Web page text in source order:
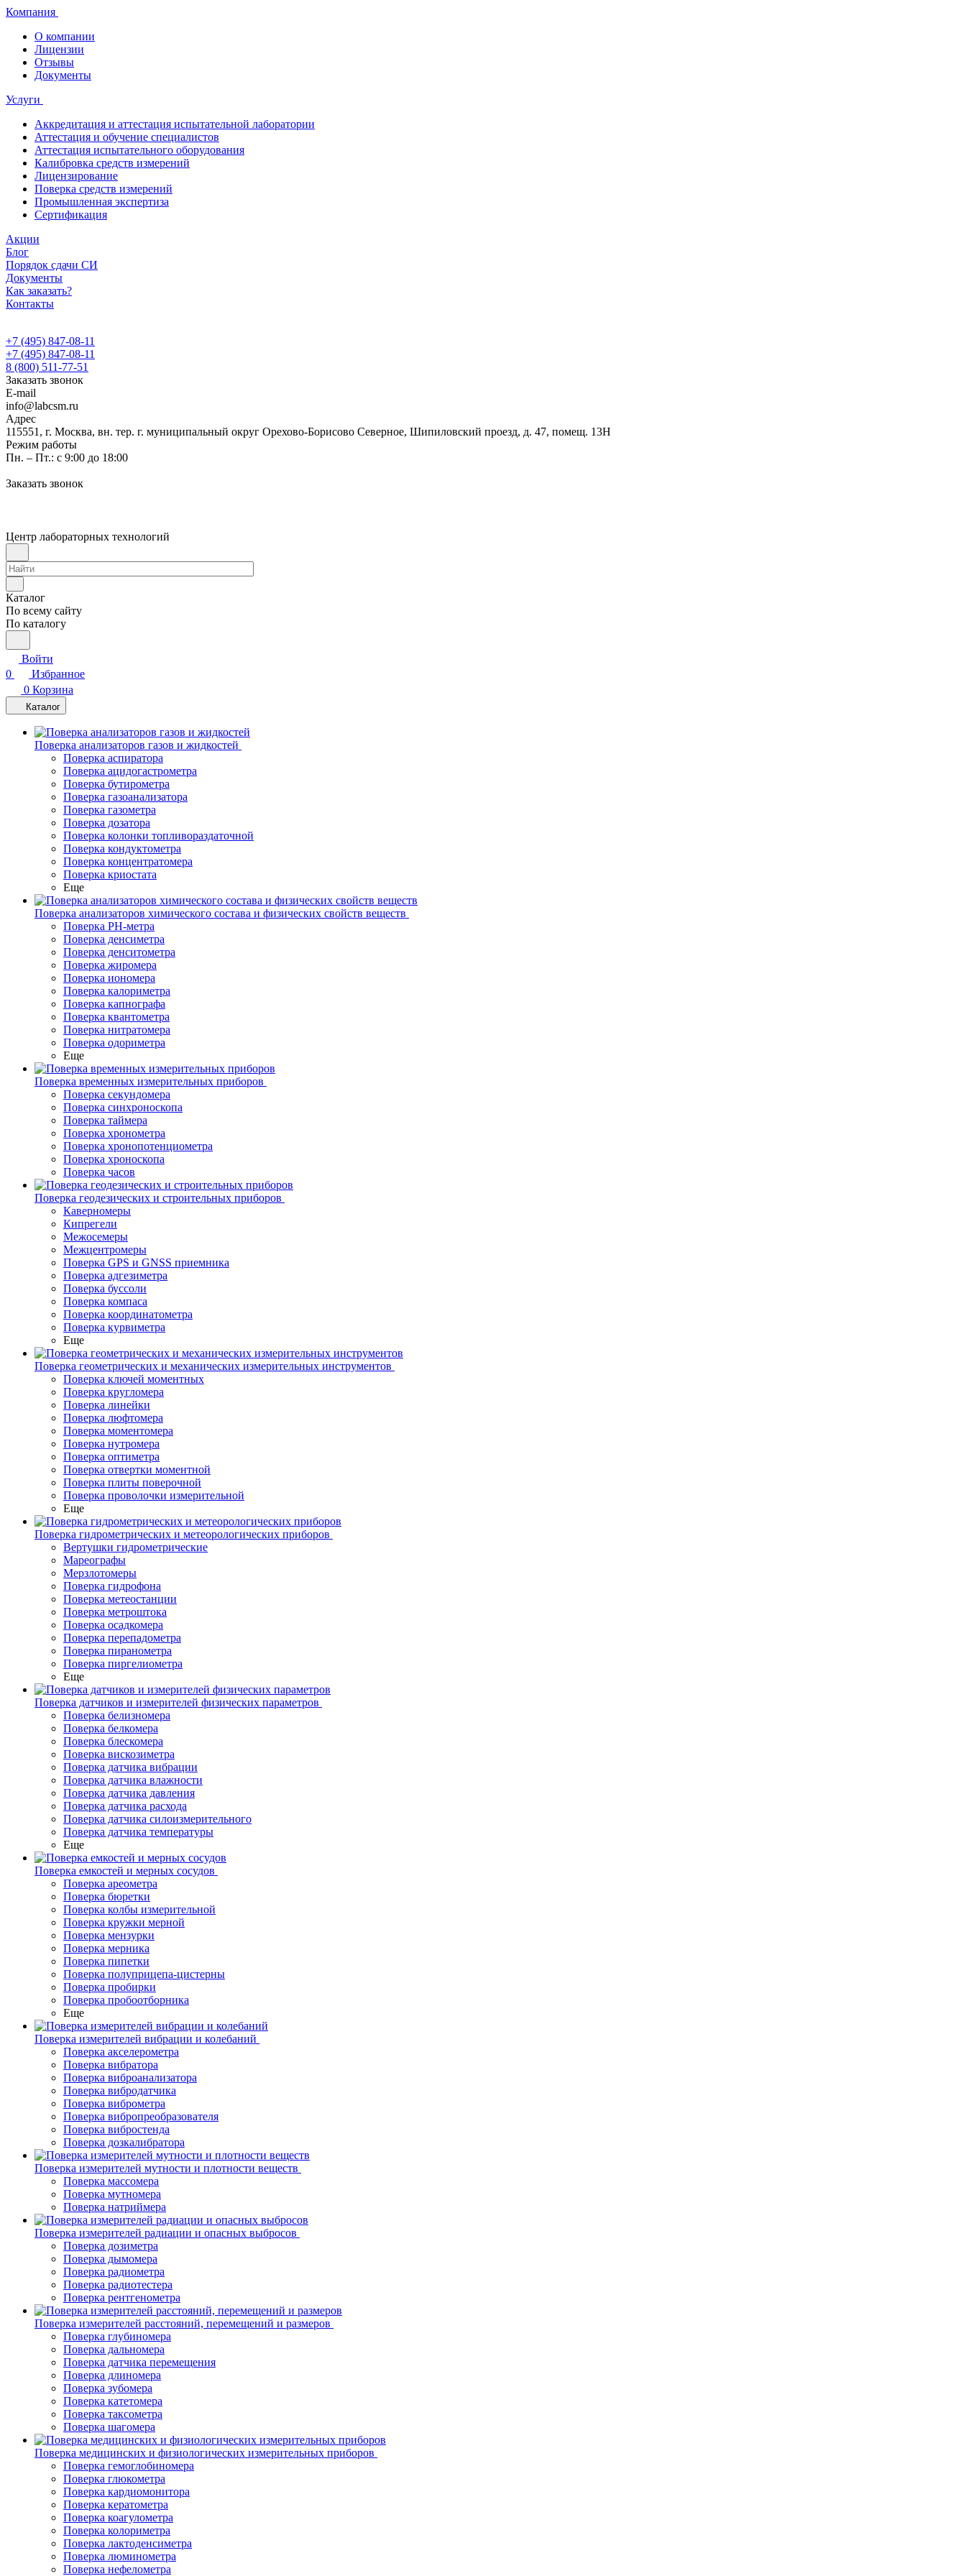
Компания
О компании
Лицензии
Отзывы
Документы
Услуги
Аккредитация и аттестация испытательной лаборатории
Аттестация и обучение специалистов
Аттестация испытательного оборудования
Калибровка средств измерений
Лицензирование
Поверка средств измерений
Промышленная экспертиза
Сертификация
Акции
Блог
Порядок сдачи СИ
Документы
Как заказать?
Контакты
+7 (495) 847-08-11
+7 (495) 847-08-11
8 (800) 511-77-51
Заказать звонок
E-mail
info@labcsm.ru
Адрес
115551, г. Москва, вн. тер. г. муниципальный округ Орехово-Борисово Северное, Шипиловский проезд, д. 47, помещ. 13Н
Режим работы
Пн. – Пт.: с 9:00 до 18:00
Заказать звонок
Центр лабораторных технологий
Каталог
По всему сайту
По каталогу
Войти
0
Избранное
0 Корзина
Каталог
Поверка анализаторов газов и жидкостей
Поверка аспиратора
Поверка ацидогастрометра
Поверка бутирометра
Поверка газоанализатора
Поверка газометра
Поверка дозатора
Поверка колонки топливораздаточной
Поверка кондуктометра
Поверка концентратомера
Поверка криостата
Еще
Поверка анализаторов химического состава и физических свойств веществ
Поверка PH-метра
Поверка денсиметра
Поверка денситометра
Поверка жиромера
Поверка иономера
Поверка калориметра
Поверка капнографа
Поверка квантометра
Поверка нитратомера
Поверка одориметра
Еще
Поверка временных измерительных приборов
Поверка секундомера
Поверка синхроноскопа
Поверка таймера
Поверка хронометра
Поверка хронопотенциометра
Поверка хроноскопа
Поверка часов
Поверка геодезических и строительных приборов
Каверномеры
Кипрегели
Межосемеры
Межцентромеры
Поверка GPS и GNSS приемника
Поверка адгезиметра
Поверка буссоли
Поверка компаса
Поверка координатометра
Поверка курвиметра
Еще
Поверка геометрических и механических измерительных инструментов
Поверка ключей моментных
Поверка кругломера
Поверка линейки
Поверка люфтомера
Поверка моментомера
Поверка нутромера
Поверка оптиметра
Поверка отвертки моментной
Поверка плиты поверочной
Поверка проволочки измерительной
Еще
Поверка гидрометрических и метеорологических приборов
Вертушки гидрометрические
Мареографы
Мерзлотомеры
Поверка гидрофона
Поверка метеостанции
Поверка метроштока
Поверка осадкомера
Поверка перепадометра
Поверка пиранометра
Поверка пиргелиометра
Еще
Поверка датчиков и измерителей физических параметров
Поверка белизномера
Поверка белкомера
Поверка блескомера
Поверка вискозиметра
Поверка датчика вибрации
Поверка датчика влажности
Поверка датчика давления
Поверка датчика расхода
Поверка датчика силоизмерительного
Поверка датчика температуры
Еще
Поверка емкостей и мерных сосудов
Поверка ареометра
Поверка бюретки
Поверка колбы измерительной
Поверка кружки мерной
Поверка мензурки
Поверка мерника
Поверка пипетки
Поверка полуприцепа-цистерны
Поверка пробирки
Поверка пробоотборника
Еще
Поверка измерителей вибрации и колебаний
Поверка акселерометра
Поверка вибратора
Поверка виброанализатора
Поверка вибродатчика
Поверка виброметра
Поверка вибропреобразователя
Поверка вибростенда
Поверка дозкалибратора
Поверка измерителей мутности и плотности веществ
Поверка массомера
Поверка мутномера
Поверка натриймера
Поверка измерителей радиации и опасных выбросов
Поверка дозиметра
Поверка дымомера
Поверка радиометра
Поверка радиотестера
Поверка рентгенометра
Поверка измерителей расстояний, перемещений и размеров
Поверка глубиномера
Поверка дальномера
Поверка датчика перемещения
Поверка длиномера
Поверка зубомера
Поверка катетомера
Поверка таксометра
Поверка шагомера
Поверка медицинских и физиологических измерительных приборов
Поверка гемоглобиномера
Поверка глюкометра
Поверка кардиомонитора
Поверка кератометра
Поверка коагулометра
Поверка колориметра
Поверка лактоденсиметра
Поверка люминометра
Поверка нефелометра